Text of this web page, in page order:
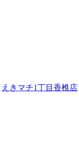
えきマチ1丁目香椎店